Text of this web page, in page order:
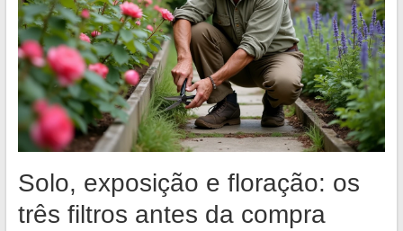
Solo, exposição e floração: os
três filtros antes da compra